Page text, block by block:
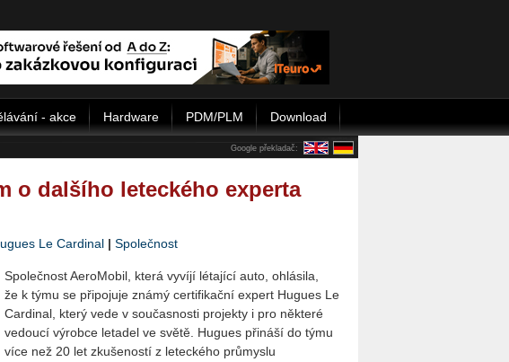
- akce Hardware PDM/PLM Download
Google překladač:
o dalšího leteckého experta
Le Cardinal | Společnost
Společnost AeroMobil, která vyvíjí létající auto, ohlásila,
že k týmu se připojuje známý certifikační expert Hugues Le
Cardinal, který vede v současnosti projekty i pro některé
vedoucí výrobce letadel ve světě. Hugues přináší do týmu
více než 20 let zkušeností z leteckého průmyslu